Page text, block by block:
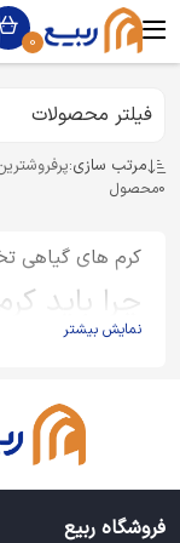
0
فیلتر محصولات
مرتب سازی:
0محصول
کرم های گیاهی
چرا باید
دلایل استفاده از
متفاوتی هم
خاصیت
می‌تواند با خیال
نمایش بیشتر
فروشگاه ربیع